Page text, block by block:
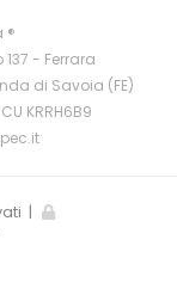
®
- Ferrara
di Savoia (FE)
KRRH6B9
|